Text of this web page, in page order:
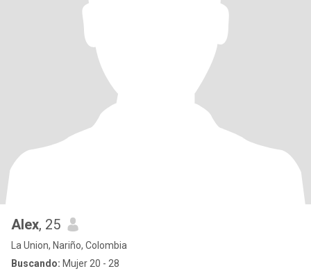
Alex, 25
La Union, Nariño, Colombia
Buscando: Mujer 20 - 28